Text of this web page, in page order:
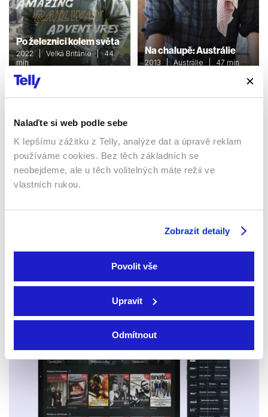
Nalaďte si web podle sebe
K lepšímu zážitku z Telly, analýze dat a úpravě reklam
používáme cookies. Bez těch základních se
neobejdeme, ale u těch volitelných máte režii ve
vlastních rukou.
Zobrazit detaily
Povolit vše
Upravit
Odmítnout
Po železnici kolem světa
2022 | Velká Británie | 44
min
Dokumenty / Cestopisný
Na chalupě: Austrálie
2013 | Austrálie | 47 min
Sledujte kdekoliv až na 6 zařízeních
po celé EU, a to až na 6 zařízeních.
Smart TV - Android, Google, Samsung, LG, VIDAA